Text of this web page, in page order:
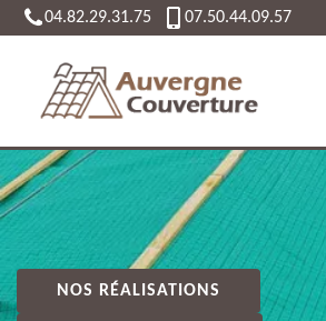
04.82.29.31.75 07.50.44.09.57
NOS RÉALISATIONS